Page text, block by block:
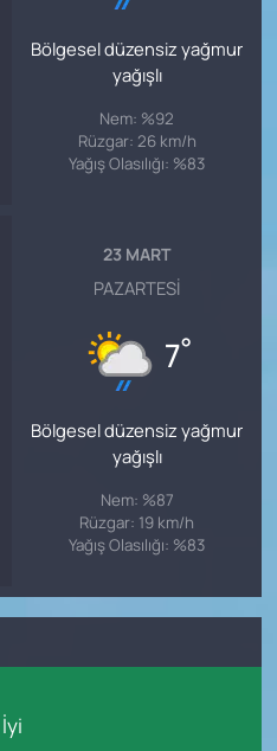
Bölgesel düzensiz yağmur
yağışlı
Nem: %92
Rüzgar: 26 km/h
Yağış Olasılığı: %83
23 MART
PAZARTESI
7°
Bölgesel düzensiz yağmur
yağışlı
Nem: %87
Rüzgar: 19 km/h
Yağış Olasılığı: %83
İyi